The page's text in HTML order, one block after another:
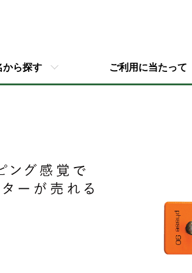
ら探す ご利用に当たって